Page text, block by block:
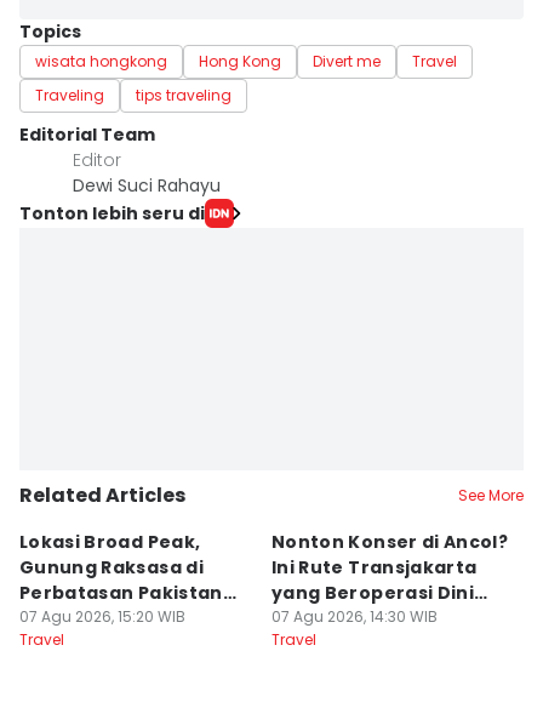
Topics
wisata hongkong Hong Kong Divert me
Travel
Traveling
tips traveling
Editorial Team
Editor
Dewi Suci Rahayu
Tonton lebih seru di
Related Articles See More
Lokasi Broad Peak,
Gunung Raksasa di
Perbatasan Pakistan
dan China
07 Agu 2026, 15:20 WIB
Travel
Nonton Konser di Ancol?
Ini Rute Transjakarta
yang Beroperasi Dini
Hari
07 Agu 2026, 14:30 WIB
Travel